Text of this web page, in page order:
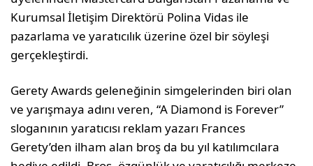
Kurumsal İletişim Direktörü Polina Vidas ile
pazarlama ve yaratıcılık üzerine özel bir söyleşi
gerçekleştirdi.
Gerety Awards geleneğinin simgelerinden biri olan
ve yarışmaya adını veren, “A Diamond is Forever”
sloganının yaratıcısı reklam yazarı Frances
Gerety’den ilham alan broş da bu yıl katılımcılara